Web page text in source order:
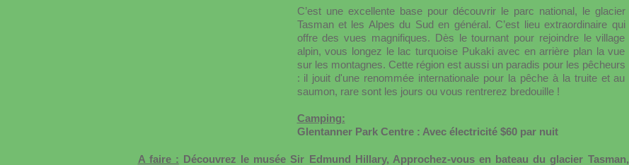
C’est une excellente base pour découvrir le parc national, le glacier
Tasman et les Alpes du Sud en général. C’est lieu extraordinaire qui
offre des vues magnifiques. Dès le tournant pour rejoindre le village
alpin, vous longez le lac turquoise Pukaki avec en arrière plan la vue
sur les montagnes. Cette région est aussi un paradis pour les pêcheurs
: il jouit d'une renommée internationale pour la pêche à la truite et au
saumon, rare sont les jours ou vous rentrerez bredouille !
Camping:
Glentanner Park Centre : Avec électricité $60 par nuit
A faire : Découvrez le musée Sir Edmund Hillary, Approchez-vous en bateau du glacier Tasman,